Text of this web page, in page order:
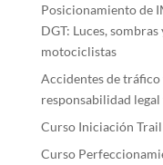
Posicionamiento de
DGT: Luces,
motociclistas
Accidentes de tráfico
responsabilidad
Curso Iniciación
Curso